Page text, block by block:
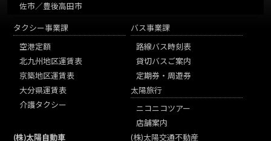
佐市／豊後高田市
タクシー事業課
空港定額
北九州地区運賃表
京築地区運賃表
大分県運賃表
介護タクシー
バス事業課
路線バス時刻表
貸切バスご案内
定期券・周遊券
太陽旅行
ニコニコツアー
店舗案内
(株)太陽自動車
(株)太陽交通不動産